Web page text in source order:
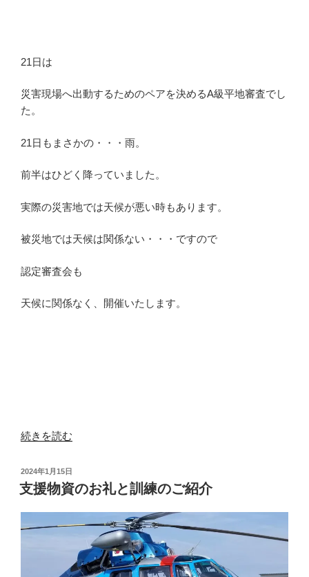
21日は
災害現場へ出動するためのペアを決めるA級平地審査でし
た。
21日もまさかの・・・雨。
前半はひどく降っていました。
実際の災害地では天候が悪い時もあります。
被災地では天候は関係ない・・・ですので
認定審査会も
天候に関係なく、開催いたします。
“災
救
助
続きを読む
投
稿
日:
2024年1月15日
支援物資のお礼と訓練のご紹介